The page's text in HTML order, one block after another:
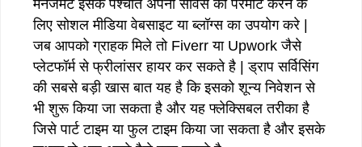
मनेजमेंट इसके पश्चात अपनी सर्विस को परमोट करने के
लिए सोशल मीडिया वेबसाइट या ब्लॉग्स का उपयोग करे |
जब आपको ग्राहक मिले तो Fiverr या Upwork जैसे
प्लेटफॉर्म से फ्रीलांसर हायर कर सकते है | ड्राप सर्विसिंग
की सबसे बड़ी खास बात यह है कि इसको शून्य निवेशन से
भी शुरू किया जा सकता है और यह फ्लेक्सिबल तरीका है
जिसे पार्ट टाइम या फुल टाइम किया जा सकता है और इसके